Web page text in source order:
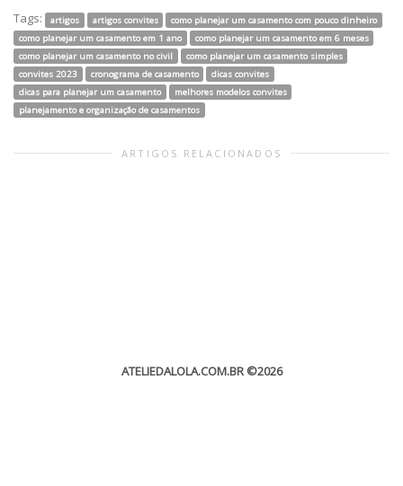
Tags:
artigos artigos convites
como planejar um casamento com pouco dinheiro
como planejar um casamento em 1 ano
como planejar um casamento em 6 meses
como planejar um casamento no civil
como planejar um casamento simples
convites 2023
cronograma de casamento
dicas convites
dicas para planejar um casamento
melhores modelos convites
planejamento e organização de casamentos
ARTIGOS RELACIONADOS
ATELIEDALOLA.COM.BR©2026